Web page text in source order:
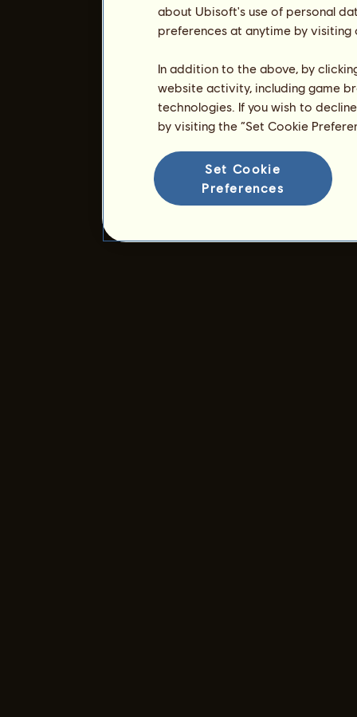
about Ubisoft's use of personal
preferences at anytime by
In addition to the above, by
website activity, including game
technologies. If you wish to
by visiting the “Set Cookie
Set Cookie
Preferences